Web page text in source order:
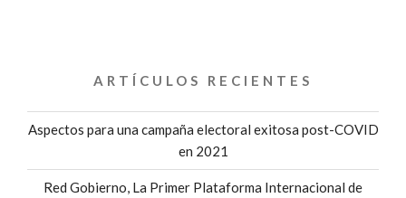
LIMÓN»
ARTÍCULOS RECIENTES
Aspectos para una campaña electoral exitosa post-COVID
en 2021
Red Gobierno, La Primer Plataforma Internacional de